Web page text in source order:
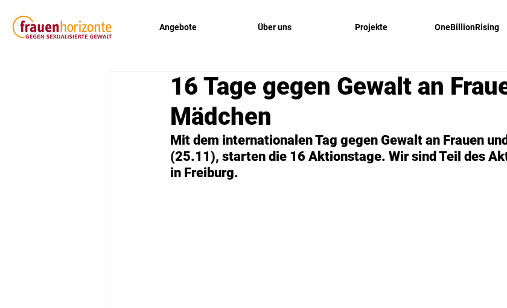
Angebote Über uns Projekte OneBillionRising
16 Tage gegen Gewalt an
Mädchen
Mit dem internationalen Tag gegen Gewalt an Frauen
(25.11), starten die 16 Aktionstage. Wir sind Teil des
in Freiburg.